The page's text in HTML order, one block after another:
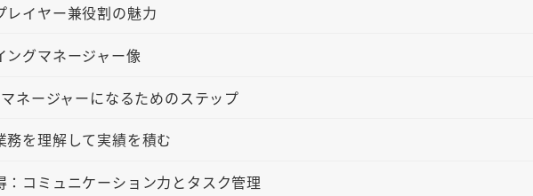
レイヤー兼役割の魅力
グマネージャー像
ネージャーになるためのステップ
を理解して実績を積む
：コミュニケーション力とタスク管理